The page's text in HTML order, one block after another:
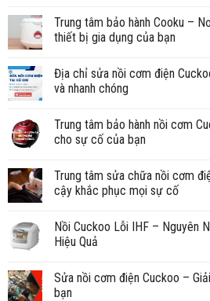
Trung tâm bảo hành Cooku –
thiết bị gia dụng của bạn
Địa chỉ sửa nồi cơm điện
và nhanh chóng
Trung tâm bảo hành nồi cơm
cho sự cố của bạn
Trung tâm sửa chữa nồi cơm
cậy khắc phục mọi sự cố
Nồi Cuckoo Lỗi IHF – Nguyên
Hiệu Quả
Sửa nồi cơm điện Cuckoo –
bạn